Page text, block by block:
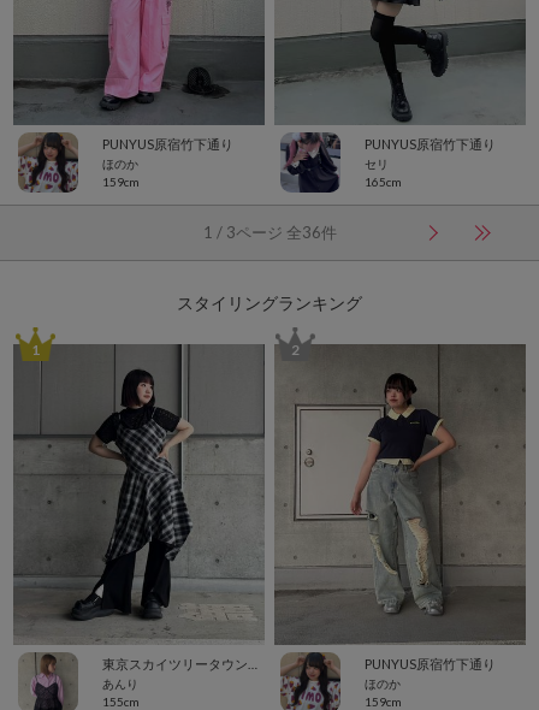
PUNYUS原宿竹下通り
ほのか
159cm
PUNYUS原宿竹下通り
セリ
165cm
1 / 3ページ 全36件
スタイリングランキング
あんり
155cm
1
PUNYUS原宿竹下通り
ほのか
159cm
2